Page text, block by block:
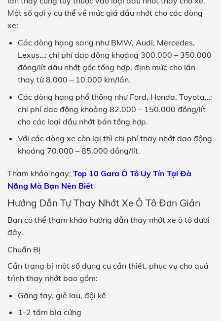
Một số gợi ý cụ thể về mức giá dầu nhớt cho các dòng
xe:
Các dòng hạng sang như BMW, Audi, Mercedes,
Lexus…: chi phí dao động khoảng 300.000 – 350.000
đồng/lít dầu nhớt gốc tổng hợp, định mức cho lần
thay từ 8.000 – 10.000 km/lần.
Các dòng hạng phổ thông như Ford, Honda, Toyota…:
chi phí dao động khoảng 82.000 – 150.000 đồng/lít
cho các loại dầu nhớt bán tổng hợp.
Với các dòng xe còn lại thì chi phí thay nhớt dao động
khoảng 70.000 – 85.000 đồng/lít.
Tham khảo ngay: Top 10 Gara Ô Tô Uy Tín Tại Đà
Nẵng Mà Bạn Nên Biết
Hướng Dẫn Tự Thay Nhớt Xe Ô Tô Đơn Giản
Bạn có thể tham khảo hướng dẫn thay nhớt xe ô tô dưới
đây.
Chuẩn Bị
Cần trang bị một số dụng cụ cần thiết, phục vụ cho quá
trình thay nhớt bao gồm:
Găng tay, giẻ lau, đội kê
1-2 tấm bìa cứng